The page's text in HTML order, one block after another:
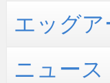
エッグア
ニュース